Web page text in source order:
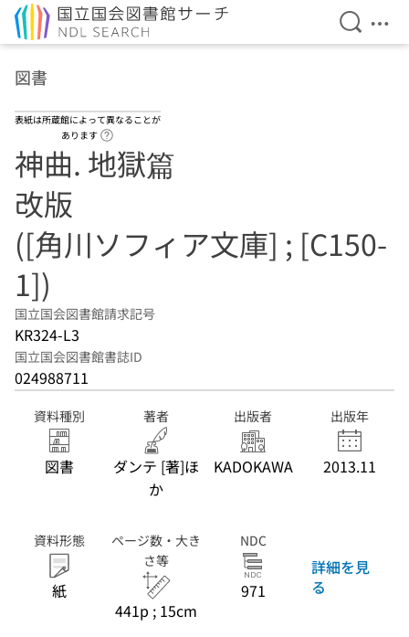
検索を
メ
図書
表紙は所蔵館によって異なることが
あります
神曲. 地獄篇
改版
([角川ソフィア文庫] ; [C150-
1])
国立国会図書館請求記号
KR324-L3
国立国会図書館書誌ID
024988711
資料種別
図書
著者
ダンテ [著]ほ
か
出版者
KADOKAWA
出版年
2013.11
資料形態
紙
ページ数・大き
さ等
441p ; 15cm
NDC
971
詳細を見
る